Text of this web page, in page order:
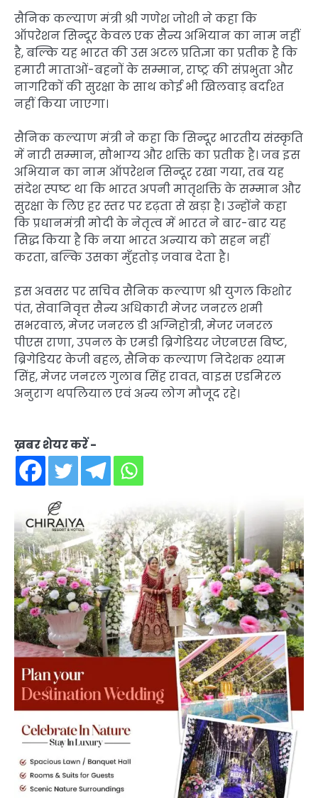
सैनिक कल्याण मंत्री श्री गणेश जोशी ने कहा कि
ऑपरेशन सिन्दूर केवल एक सैन्य अभियान का नाम नहीं
है, बल्कि यह भारत की उस अटल प्रतिज्ञा का प्रतीक है कि
हमारी माताओं-बहनों के सम्मान, राष्ट्र की संप्रभुता और
नागरिकों की सुरक्षा के साथ कोई भी खिलवाड़ बर्दाश्त
नहीं किया जाएगा।
सैनिक कल्याण मंत्री ने कहा कि सिन्दूर भारतीय संस्कृति
में नारी सम्मान, सौभाग्य और शक्ति का प्रतीक है। जब इस
अभियान का नाम ऑपरेशन सिन्दूर रखा गया, तब यह
संदेश स्पष्ट था कि भारत अपनी मातृशक्ति के सम्मान और
सुरक्षा के लिए हर स्तर पर दृढ़ता से खड़ा है। उन्होंने कहा
कि प्रधानमंत्री मोदी के नेतृत्व में भारत ने बार-बार यह
सिद्ध किया है कि नया भारत अन्याय को सहन नहीं
करता, बल्कि उसका मुँहतोड़ जवाब देता है।
इस अवसर पर सचिव सैनिक कल्याण श्री युगल किशोर
पंत, सेवानिवृत्त सैन्य अधिकारी मेजर जनरल शमी
सभरवाल, मेजर जनरल डी अग्निहोत्री, मेजर जनरल
पीएस राणा, उपनल के एमडी ब्रिगेडियर जेएनएस बिष्ट,
ब्रिगेडियर केजी बहल, सैनिक कल्याण निदेशक श्याम
सिंह, मेजर जनरल गुलाब सिंह रावत, वाइस एडमिरल
अनुराग थपलियाल एवं अन्य लोग मौजूद रहे।
ख़बर शेयर करें -